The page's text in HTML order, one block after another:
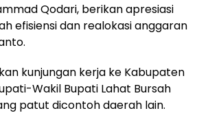
Qodari, berikan apresiasi
efisiensi dan realokasi anggaran
kunjungan kerja ke Kabupaten
Wakil Bupati Lahat Bursah
patut dicontoh daerah lain.